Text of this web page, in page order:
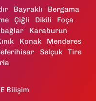
Bayraklı
Bergama
Çiğli Dikili
Foça
Karaburun
Konak
Menderes
Selçuk
Tire
Bilişim